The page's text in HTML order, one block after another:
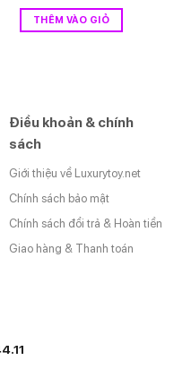
THÊM VÀO GIỎ
Điều khoản & chính
sách
Giới thiệu về Luxurytoy.net
Chính sách bảo mật
Chính sách đổi trả & Hoàn tiền
Giao hàng & Thanh toán